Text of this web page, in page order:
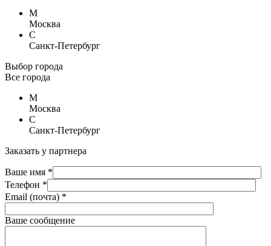
М
Москва
С
Санкт-Петербург
Выбор города
Все города
М
Москва
С
Санкт-Петербург
Заказать у партнера
Ваше имя *
Телефон *
Email (почта) *
Ваше сообщение